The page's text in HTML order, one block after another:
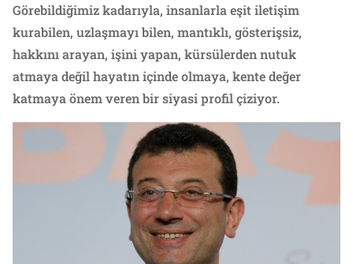
Görebildiğimiz kadarıyla, insanlarla eşit iletişim
kurabilen, uzlaşmayı bilen, mantıklı, gösterişsiz,
hakkını arayan, işini yapan, kürsülerden nutuk
atmaya değil hayatın içinde olmaya, kente değer
katmaya önem veren bir siyasi profil çiziyor.